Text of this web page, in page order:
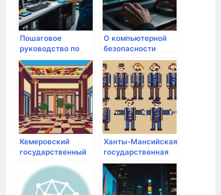
Пошаговое
руководство по
созданию
пластиковых
изделий на заказ в
СПб: от идеи до
реализации
О компьютерной
безопасности
простыми словами
Кемеровский
государственный
университет
Минздрава РФ
Ханты-Мансийская
государственная
медицинская
академия